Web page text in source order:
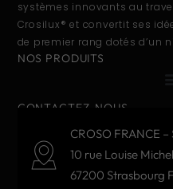
systèmes innovants au
Crosilux® et convertit ses
de premier rang dotés d’un
NOS PRODUITS
CONTACTEZ-NOUS
CROSO FRANCE –
10 rue Louise Michel
67200 Strasbourg